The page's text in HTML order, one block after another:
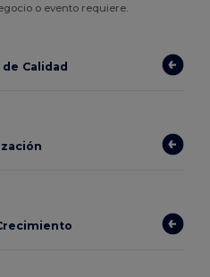
o evento requiere.
Calidad